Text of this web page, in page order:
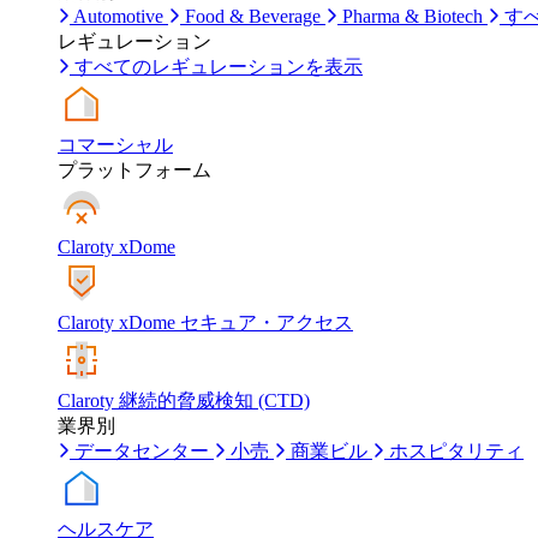
Automotive
Food & Beverage Pharma & Biotech
す
レギュレーション
すべてのレギュレーションを表示
コマーシャル
プラットフォーム
Claroty xDome
Claroty xDome セキュア・アクセス
Claroty 継続的脅威検知 (CTD)
業界別
データセンター
小売 商業ビル ホスピタリティ
ヘルスケア